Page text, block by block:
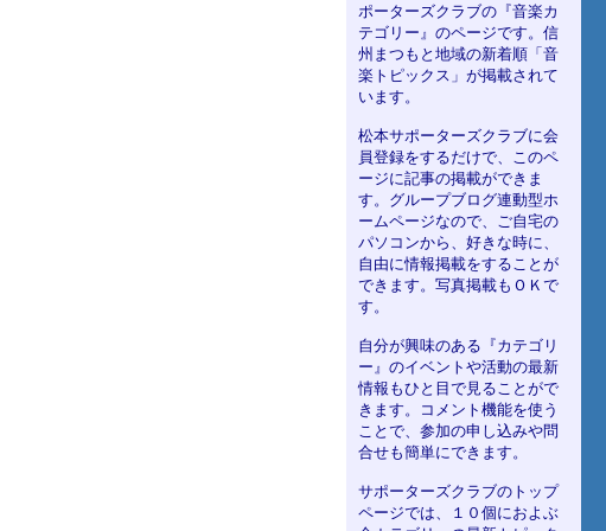
ポーターズクラブの『音楽カ
テゴリー』のページです。信
州まつもと地域の新着順「音
楽トピックス」が掲載されて
います。
松本サポーターズクラブに会
員登録をするだけで、このペ
ージに記事の掲載ができま
す。グループブログ連動型ホ
ームページなので、ご自宅の
パソコンから、好きな時に、
自由に情報掲載をすることが
できます。写真掲載もＯＫで
す。
自分が興味のある『カテゴリ
ー』のイベントや活動の最新
情報もひと目で見ることがで
きます。コメント機能を使う
ことで、参加の申し込みや問
合せも簡単にできます。
サポーターズクラブのトップ
ページでは、１０個におよぶ